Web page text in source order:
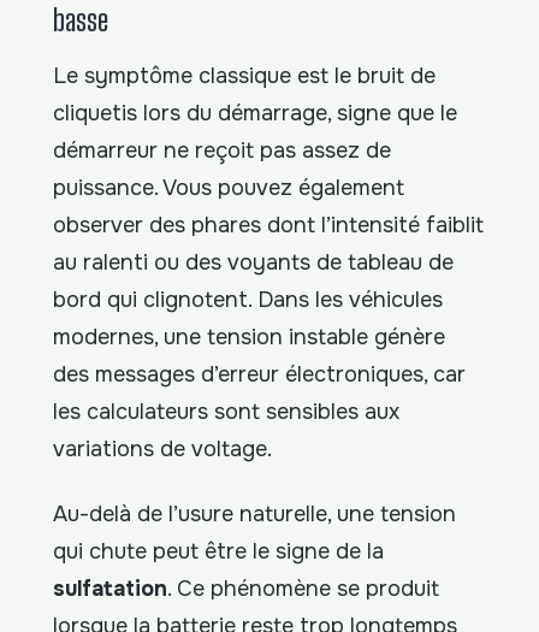
basse
Le symptôme classique est le bruit de
cliquetis lors du démarrage, signe que le
démarreur ne reçoit pas assez de
puissance. Vous pouvez également
observer des phares dont l’intensité faiblit
au ralenti ou des voyants de tableau de
bord qui clignotent. Dans les véhicules
modernes, une tension instable génère
des messages d’erreur électroniques, car
les calculateurs sont sensibles aux
variations de voltage.
Au-delà de l’usure naturelle, une tension
qui chute peut être le signe de la
sulfatation. Ce phénomène se produit
lorsque la batterie reste trop longtemps